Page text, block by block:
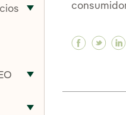
Alternar el